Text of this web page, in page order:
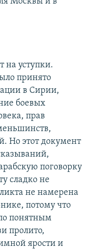
на уступки.
принято
в Сирии,
боевых
прав
Но этот документ
поговорку
сладко не
не намерена
потому что
понятным
пролито,
ярости и